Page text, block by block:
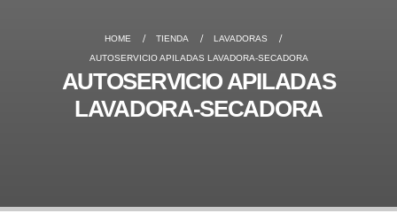
HOME TIENDA
LAVADORAS
AUTOSERVICIO APILADAS LAVADORA-SECADORA
AUTOSERVICIO APILADAS
LAVADORA-SECADORA